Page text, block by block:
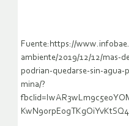
Fuente:https://
ambiente/2019/12/12/mas-
podrian-quedarse-sin-
mina/?
KwN9orpE0gTKgOiYvKtSQ4